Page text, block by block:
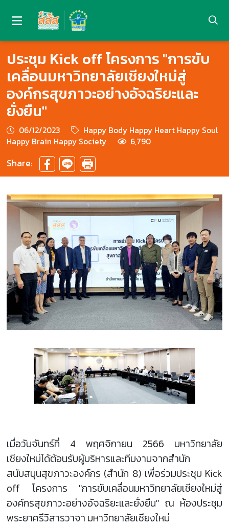
ประชุม Kick off โครงการ "การขับ
เคลื่อนมหาวิทยาลัยเชียงใหม่สู่
องค์กรสุขภาวะอย่างอัจฉริยะและ
ยั่งยืน"
06/12/2023
Happy Body Happy Heart Happy Soul
Happy Brain Happy Society
6,790
Share:
เมื่อวันจันทร์ที่ 4 พฤศจิกายน 2566 มหาวิทยาลัย
เชียงใหม่ได้ต้อนรับผู้บริหารและทีมงานจากสำนัก
สนับสนุนสุขภาวะองค์กร (สำนัก 8) เพื่อร่วมประชุม Kick
off โครงการ "การขับเคลื่อนมหาวิทยาลัยเชียงใหม่สู่
องค์กรสุขภาวะอย่างอัจฉริยะและยั่งยืน" ณ ห้องประชุม
พระยาศรีวิสารวาจา มหาวิทยาลัยเชียงใหม่